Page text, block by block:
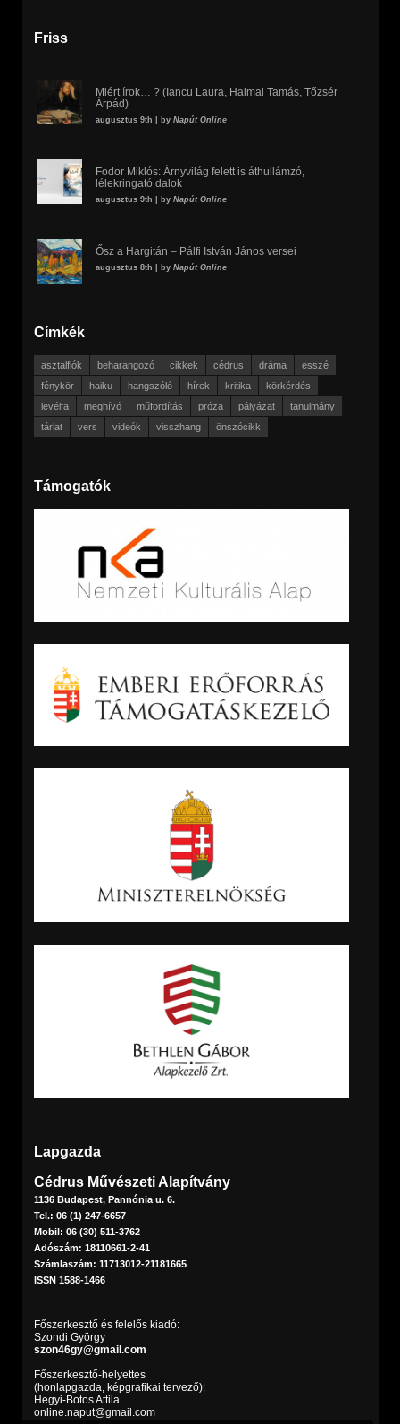
Friss
Miért írok… ? (Iancu Laura, Halmai Tamás, Tőzsér
Árpád)
augusztus 9th | by Napút Online
Fodor Miklós: Árnyvilág felett is áthullámzó,
lélekringató dalok
augusztus 9th | by Napút Online
Ősz a Hargitán – Pálfi István János versei
augusztus 8th | by Napút Online
Címkék
asztalfiók beharangozó cikkek cédrus dráma
esszé
fénykör
haiku hangszóló hírek kritika
körkérdés
levélfa
meghívó műfordítás próza pályázat
tanulmány
tárlat
vers videók visszhang önszócikk
Támogatók
Lapgazda
Cédrus Művészeti Alapítvány
1136 Budapest, Pannónia u. 6.
Tel.: 06 (1) 247-6657
Mobil: 06 (30) 511-3762
Adószám: 18110661-2-41
Számlaszám: 11713012-21181665
ISSN 1588-1466
Főszerkesztő és felelős kiadó:
Szondi György
szon46gy@gmail.com
Főszerkesztő-helyettes
(honlapgazda, képgrafikai tervező):
Hegyi-Botos Attila
online.naput@gmail.com